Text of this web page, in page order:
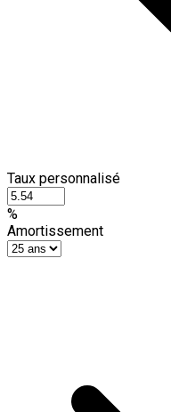
Taux personnalisé
%
Amortissement